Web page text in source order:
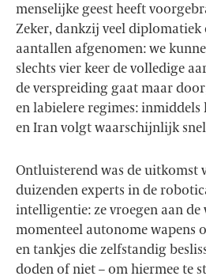
menselijke geest heeft
Zeker, dankzij veel diplomatiek
aantallen afgenomen: we
slechts vier keer de volledige
de verspreiding gaat maar
en labielere regimes: inmiddels
en Iran volgt waarschijnlijk
Ontluisterend was de uitkomst
duizenden experts in de
intelligentie: ze vroegen aan de
momenteel autonome wapens
en tankjes die zelfstandig
doden of niet – om hiermee te